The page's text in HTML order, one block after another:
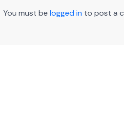
You must be logged in to post a